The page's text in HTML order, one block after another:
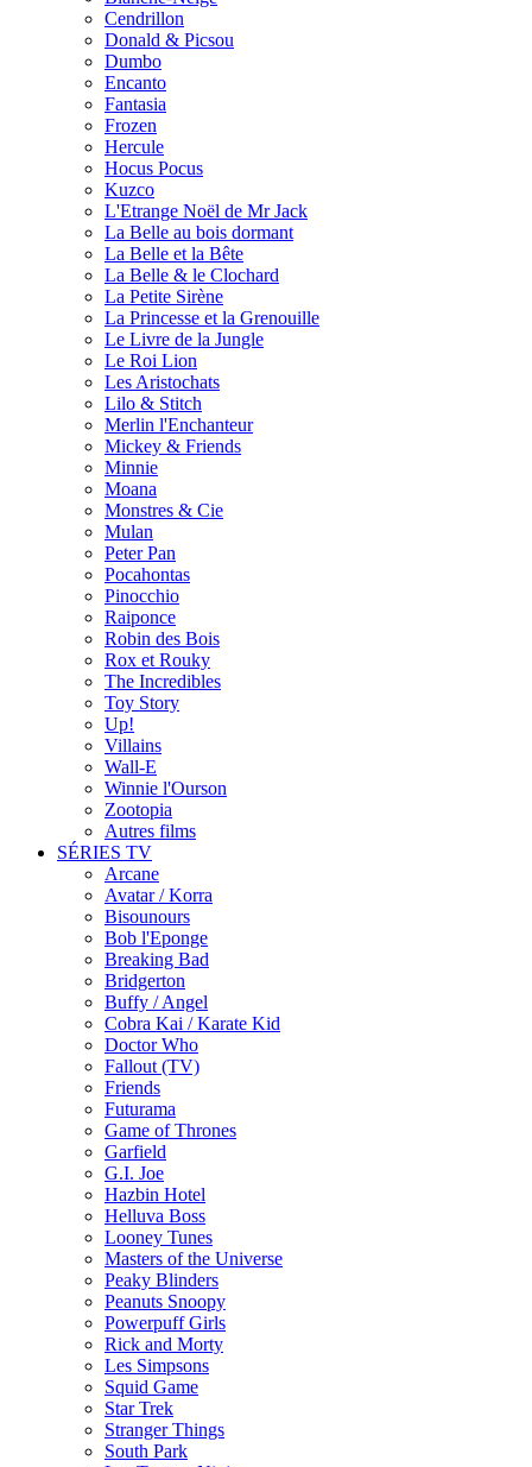
Cendrillon
Donald & Picsou
Dumbo
Encanto
Fantasia
Frozen
Hercule
Hocus Pocus
Kuzco
L'Etrange Noël de Mr Jack
La Belle au bois dormant
La Belle et la Bête
La Belle & le Clochard
La Petite Sirène
La Princesse et la Grenouille
Le Livre de la Jungle
Le Roi Lion
Les Aristochats
Lilo & Stitch
Merlin l'Enchanteur
Mickey & Friends
Minnie
Moana
Monstres & Cie
Mulan
Peter Pan
Pocahontas
Pinocchio
Raiponce
Robin des Bois
Rox et Rouky
The Incredibles
Toy Story
Up!
Villains
Wall-E
Winnie l'Ourson
Zootopia
Autres films
SÉRIES TV
Arcane
Avatar / Korra
Bisounours
Bob l'Eponge
Breaking Bad
Bridgerton
Buffy / Angel
Cobra Kai / Karate Kid
Doctor Who
Fallout (TV)
Friends
Futurama
Game of Thrones
Garfield
G.I. Joe
Hazbin Hotel
Helluva Boss
Looney Tunes
Masters of the Universe
Peaky Blinders
Peanuts Snoopy
Powerpuff Girls
Rick and Morty
Les Simpsons
Squid Game
Star Trek
Stranger Things
South Park